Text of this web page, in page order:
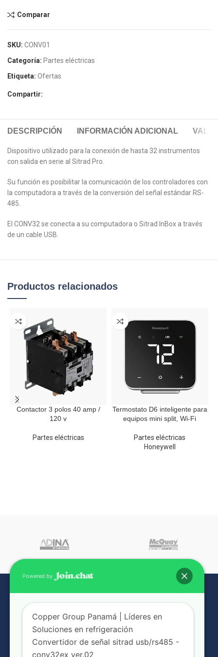
Comparar
SKU: CONV01
Categoría: Partes eléctricas
Etiqueta: Ofertas
Compartir:
DESCRIPCIÓN INFORMACIÓN ADICIONAL
Dispositivo utilizado para la conexión de hasta 32 instrumentos
con salida en serie al Sitrad Pro.
Su función es posibilitar la comunicación de los controladores con
la computadora a través de la conversión del señal estándar RS-
485.
El CONV32 se conecta a su computadora o Sitrad InBox a través
de un cable USB.
Productos relacionados
Contactor 3 polos 40 amp /
120 v
Partes eléctricas
Termostato D6 inteligente para
equipos mini split, Wi-Fi
Partes eléctricas
Honeywell
Powered by
Copper Group Panamá | Líderes en
Soluciones en refrigeración
Convertidor de señal sitrad usb/rs485 -
conv32ex ver.02